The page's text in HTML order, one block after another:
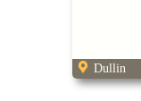
Dullin